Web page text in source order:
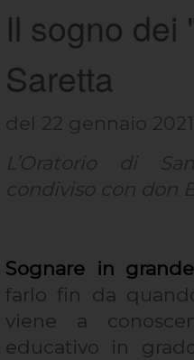
Il sogno dei
Saretta
del 22 gennaio 2021
L’Oratorio di
condiviso con don
Sognare in
farlo fin da
viene a
educativo in